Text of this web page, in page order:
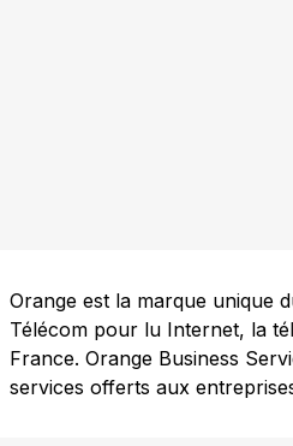
Orange est la marque unique
Télécom pour lu Internet, la
France. Orange Business
services offerts aux